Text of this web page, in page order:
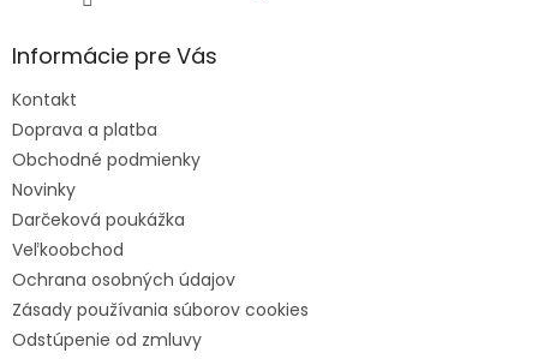
Informácie pre Vás
Kontakt
Doprava a platba
Obchodné podmienky
Novinky
Darčeková poukážka
Veľkoobchod
Ochrana osobných údajov
Zásady používania súborov cookies
Odstúpenie od zmluvy